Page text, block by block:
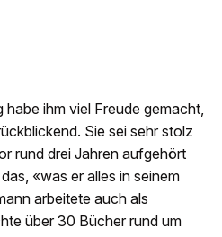
ihm viel Freude gemacht,
Sie sei sehr stolz
rund drei Jahren aufgehört
«was er alles in seinem
arbeitete auch als
über 30 Bücher rund um